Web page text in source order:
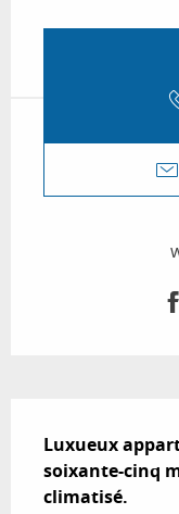
Luxueux
soixante-cinq
climatisé.